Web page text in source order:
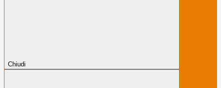
Chiudi